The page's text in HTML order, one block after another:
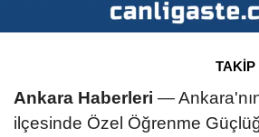
TAKİP
Ankara Haberleri —
ilçesinde Özel Öğrenme